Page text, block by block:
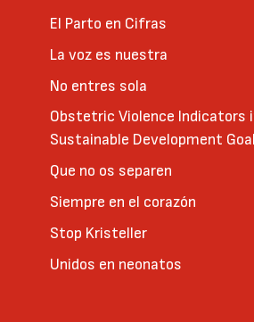
El Parto en Cifras
La voz es nuestra
No entres sola
Obstetric Violence Indicators
Sustainable Development
Que no os separen
Siempre en el corazón
Stop Kristeller
Unidos en neonatos